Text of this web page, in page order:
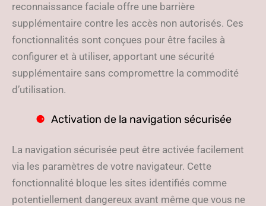
reconnaissance faciale offre une barrière
supplémentaire contre les accès non autorisés. Ces
fonctionnalités sont conçues pour être faciles à
configurer et à utiliser, apportant une sécurité
supplémentaire sans compromettre la commodité
d’utilisation.
Activation de la navigation sécurisée
La navigation sécurisée peut être activée facilement
via les paramètres de votre navigateur. Cette
fonctionnalité bloque les sites identifiés comme
potentiellement dangereux avant même que vous ne